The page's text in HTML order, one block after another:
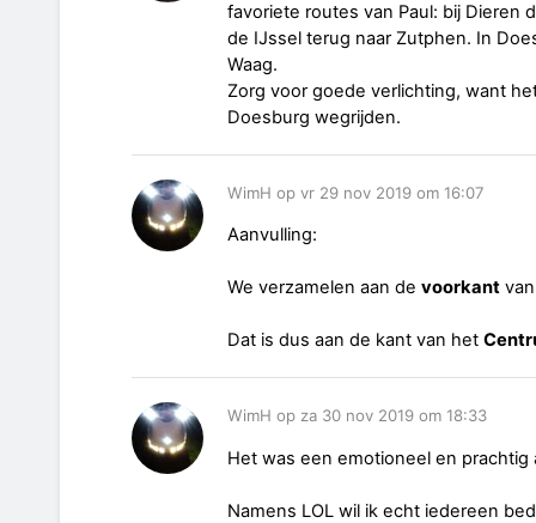
favoriete routes van Paul: bij Dieren
de IJssel terug naar Zutphen. In
Waag.
Zorg voor goede verlichting, want
Doesburg wegrijden.
WimH op vr 29 nov 2019 om 16:07
Aanvulling:
We verzamelen aan de voorkant
Dat is dus aan de kant van het
WimH op za 30 nov 2019 om 18:33
Het was een emotioneel en prachtig
Namens LOL wil ik echt iedereen